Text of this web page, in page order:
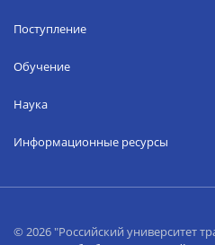
Поступление
Обучение
Наука
Информационные ресурсы
© 2026 "Российский университет